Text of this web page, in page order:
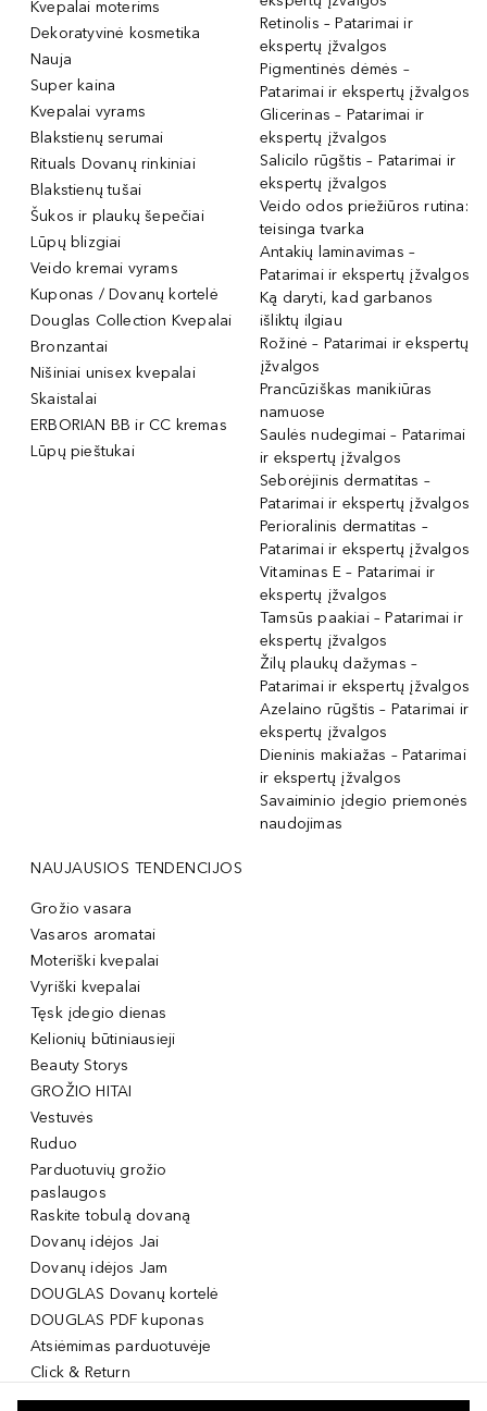
Kvepalai moterims
Dekoratyvinė kosmetika
Nauja
Super kaina
Kvepalai vyrams
Blakstienų serumai
Rituals Dovanų rinkiniai
Blakstienų tušai
Šukos ir plaukų šepečiai
Lūpų blizgiai
Veido kremai vyrams
Kuponas / Dovanų kortelė
Douglas Collection Kvepalai
Bronzantai
Nišiniai unisex kvepalai
Skaistalai
ERBORIAN BB ir CC kremas
Lūpų pieštukai
Retinolis – Patarimai ir
ekspertų įžvalgos
Pigmentinės dėmės –
Patarimai ir ekspertų įžvalgos
Glicerinas – Patarimai ir
ekspertų įžvalgos
Salicilo rūgštis – Patarimai ir
ekspertų įžvalgos
Veido odos priežiūros rutina:
teisinga tvarka
Antakių laminavimas –
Patarimai ir ekspertų įžvalgos
Ką daryti, kad garbanos
išliktų ilgiau
Rožinė – Patarimai ir ekspertų
įžvalgos
Prancūziškas manikiūras
namuose
Saulės nudegimai – Patarimai
ir ekspertų įžvalgos
Seborėjinis dermatitas –
Patarimai ir ekspertų įžvalgos
Perioralinis dermatitas –
Patarimai ir ekspertų įžvalgos
Vitaminas E – Patarimai ir
ekspertų įžvalgos
Tamsūs paakiai – Patarimai ir
ekspertų įžvalgos
Žilų plaukų dažymas –
Patarimai ir ekspertų įžvalgos
Azelaino rūgštis – Patarimai ir
ekspertų įžvalgos
Dieninis makiažas – Patarimai
ir ekspertų įžvalgos
Savaiminio įdegio priemonės
naudojimas
NAUJAUSIOS TENDENCIJOS
Grožio vasara
Vasaros aromatai
Moteriški kvepalai
Vyriški kvepalai
Tęsk įdegio dienas
Kelionių būtiniausieji
Beauty Storys
GROŽIO HITAI
Vestuvės
Ruduo
Parduotuvių grožio
paslaugos
Raskite tobulą dovaną
Dovanų idėjos Jai
Dovanų idėjos Jam
DOUGLAS Dovanų kortelė
DOUGLAS PDF kuponas
Atsiėmimas parduotuvėje
Click & Return
DOUGLAS Grožio Kortelė